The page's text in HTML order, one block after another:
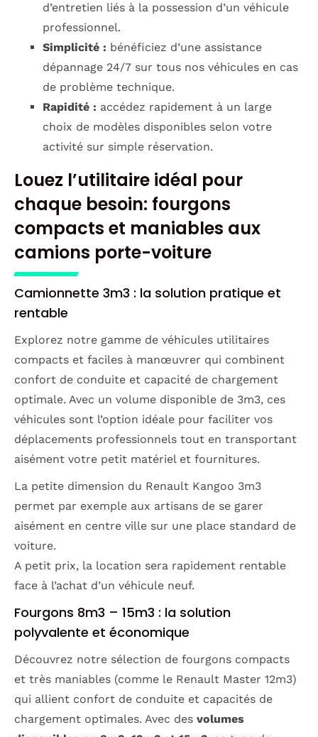
d’entretien liés à la possession d’un véhicule
professionnel.
Simplicité : bénéficiez d’une assistance
dépannage 24/7 sur tous nos véhicules en cas
de problème technique.
Rapidité : accédez rapidement à un large
choix de modèles disponibles selon votre
activité sur simple réservation.
Louez l’utilitaire idéal pour
chaque besoin: fourgons
compacts et maniables aux
camions porte-voiture
Camionnette 3m3 : la solution pratique et
rentable
Explorez notre gamme de véhicules utilitaires
compacts et faciles à manœuvrer qui combinent
confort de conduite et capacité de chargement
optimale. Avec un volume disponible de 3m3, ces
véhicules sont l’option idéale pour faciliter vos
déplacements professionnels tout en transportant
aisément votre petit matériel et fournitures.
La petite dimension du Renault Kangoo 3m3
permet par exemple aux artisans de se garer
aisément en centre ville sur une place standard de
voiture.
A petit prix, la location sera rapidement rentable
face à l’achat d’un véhicule neuf.
Fourgons 8m3 – 15m3 : la solution
polyvalente et économique
Découvrez notre sélection de fourgons compacts
et très maniables (comme le Renault Master 12m3)
qui allient confort de conduite et capacités de
chargement optimales. Avec des volumes